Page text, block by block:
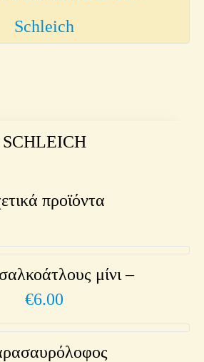
Schleich
SCHLEICH
προϊόντα
μίνι –
€6.00